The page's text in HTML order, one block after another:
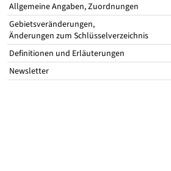
Allgemeine Angaben, Zuordnungen
Gebietsveränderungen,
Änderungen zum Schlüsselverzeichnis
Definitionen und Erläuterungen
Newsletter